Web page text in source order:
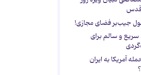
قدس
جیب‌بر فضای مجازی!
سریع و سالم برای
آمریکا به ایران